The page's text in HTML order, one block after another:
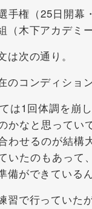
手権（25日開幕
（木下アカデミ
次の通り。
コンディショ
は1回体調を崩
かなと思って
わせるのが結
いたのもあっ
ができている
で行っていた